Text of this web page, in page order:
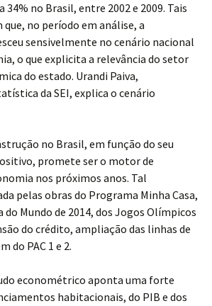
34% no Brasil, entre 2002 e 2009. Tais
no período em análise, a
sensivelmente no cenário nacional
o que explicita a relevância do setor
do estado. Urandi Paiva,
da SEI, explica o cenário
no Brasil, em função do seu
promete ser o motor de
nos próximos anos. Tal
pelas obras do Programa Minha Casa,
do Mundo de 2014, dos Jogos Olímpicos
do crédito, ampliação das linhas de
do PAC 1 e 2.
econométrico aponta uma forte
habitacionais, do PIB e dos